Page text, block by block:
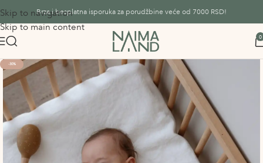
Skip to navigation
Skip to main content
Brza i besplatna isporuka za porudžbine veće od 7000 RSD!
0
-30%